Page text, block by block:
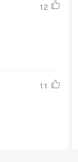
12
11